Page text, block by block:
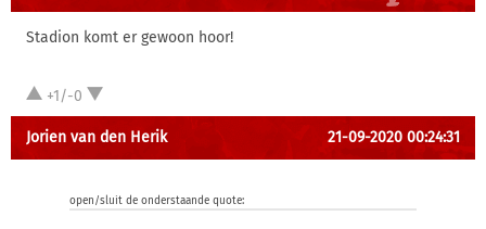
Stadion komt er gewoon hoor!
+1/-0
Jorien van den Herik 21-09-2020 00:24:31
open/sluit de onderstaande quote: